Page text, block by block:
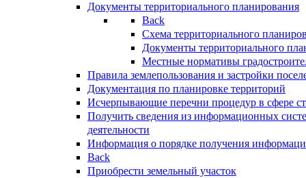
Документы территориального планирования
Back
Схема территориального
Документы территориального
Местные нормативы
Правила землепользования и застройки
Документация по планировке территорий
Исчерпывающие перечни процедур в сфере
Получить сведения из информационных
деятельности
Информация о порядке получения
Back
Приобрести земельный участок